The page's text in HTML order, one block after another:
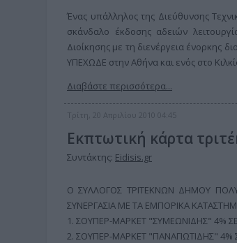
Ένας υπάλληλος της Διεύθυνσης
σκάνδαλο έκδοσης αδειών
Διοίκησης με τη διενέργεια ένορκης
ΥΠΕΧΩΔΕ στην Αθήνα και ενός στο
Διαβάστε περισσότερα...
Τρίτη, 20 Απριλίου 2010 04:45
Εκπτωτική κάρτα
Συντάκτης: Eidisis.gr
Ο ΣΥΛΛΟΓΟΣ ΤΡΙΤΕΚΝΩΝ ΔΗΜΟΥ
ΣΥΝΕΡΓΑΣΙΑ ΜΕ ΤΑ ΕΜΠΟΡΙΚΑ
1. ΣΟΥΠΕΡ-ΜΑΡΚΕΤ "ΣΥΜΕΩΝΙΔΗΣ" 4%
2. ΣΟΥΠΕΡ-ΜΑΡΚΕΤ "ΠΑΝΑΓΙΩΤΙΔΗΣ" 4%